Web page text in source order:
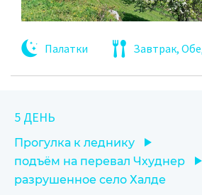
Палатки Завтрак,
5 ДЕНЬ
Прогулка к леднику
подъём на перевал Чхуднер
разрушенное село Халде